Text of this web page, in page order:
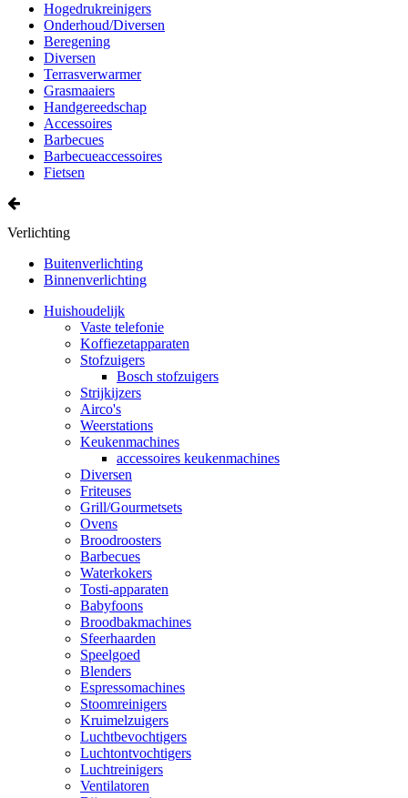
Hogedrukreinigers
Onderhoud/Diversen
Beregening
Diversen
Terrasverwarmer
Grasmaaiers
Handgereedschap
Accessoires
Barbecues
Barbecueaccessoires
Fietsen
Verlichting
Buitenverlichting
Binnenverlichting
Huishoudelijk
Vaste telefonie
Koffiezetapparaten
Stofzuigers
Bosch stofzuigers
Strijkijzers
Airco's
Weerstations
Keukenmachines
accessoires keukenmachines
Diversen
Friteuses
Grill/Gourmetsets
Ovens
Broodroosters
Barbecues
Waterkokers
Tosti-apparaten
Babyfoons
Broodbakmachines
Sfeerhaarden
Speelgoed
Blenders
Espressomachines
Stoomreinigers
Kruimelzuigers
Luchtbevochtigers
Luchtontvochtigers
Luchtreinigers
Ventilatoren